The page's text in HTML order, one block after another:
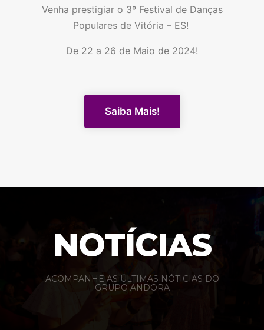
Venha prestigiar o 3º Festival de Danças
Populares de Vitória – ES!
De 22 a 26 de Maio de 2024!
Saiba Mais!
NOTÍCIAS
ACOMPANHE AS ÚLTIMAS NÓTICIAS DO
GRUPO ANDORA